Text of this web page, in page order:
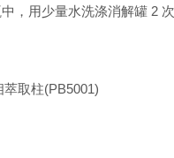
，用少量水洗涤消解罐 2
取柱(PB5001)